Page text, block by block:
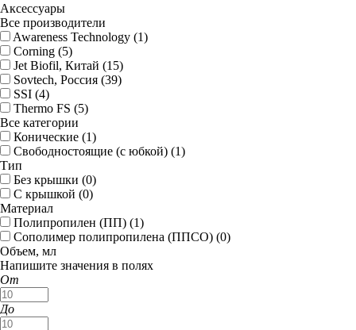
Аксессуары
Все производители
Awareness Technology (1)
Corning (5)
Jet Biofil, Китай (15)
Sovtech, Россия (39)
SSI (4)
Thermo FS (5)
Все категории
Конические (1)
Свободностоящие (с юбкой) (1)
Тип
Без крышки (0)
С крышкой (0)
Материал
Полипропилен (ПП) (1)
Сополимер полипропилена (ППСО) (0)
Объем, мл
Напишите значения в полях
От
До